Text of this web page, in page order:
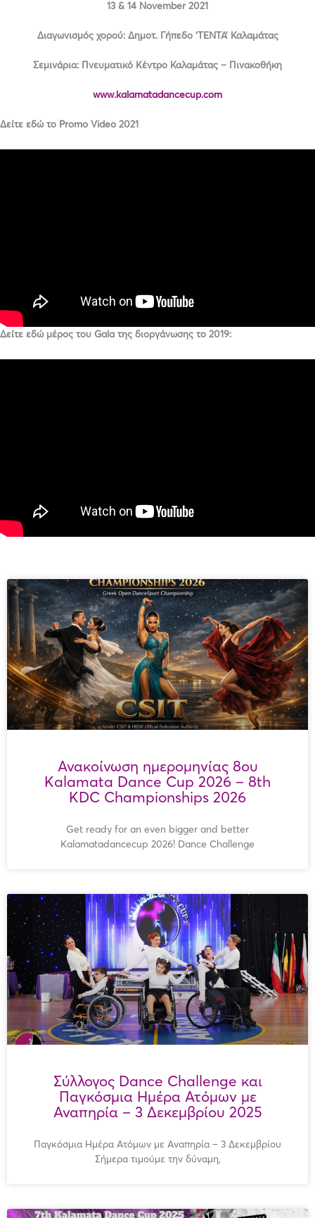
13 & 14 November 2021
Διαγωνισμός χορού: Δημοτ. Γήπεδο ‘ΤΕΝΤΑ’ Καλαμάτας
Σεμινάρια: Πνευματικό Κέντρο Καλαμάτας – Πινακοθήκη
www.kalamatadancecup.com
Δείτε εδώ το Promo Video 2021
Δείτε εδώ μέρος του Gala της διοργάνωσης το 2019:
Ανακοίνωση ημερομηνίας 8ου
Kalamata Dance Cup 2026 – 8th
KDC Championships 2026
Get ready for an even bigger and better
Kalamatadancecup 2026! Dance Challenge
Σύλλογος Dance Challenge και
Παγκόσμια Ημέρα Ατόμων με
Αναπηρία – 3 Δεκεμβρίου 2025
Παγκόσμια Ημέρα Ατόμων με Αναπηρία – 3 Δεκεμβρίου
Σήμερα τιμούμε την δύναμη,